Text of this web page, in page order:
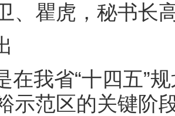
、瞿虎，秘书长
在我省“十四五”
示范区的关键阶